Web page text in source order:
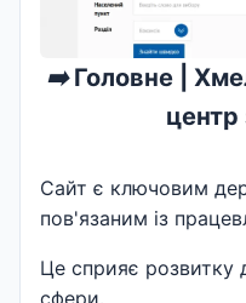
➡️Головне |
центр
Сайт є ключовим
пов'язаним із
Це сприяє розвитку
сфери.